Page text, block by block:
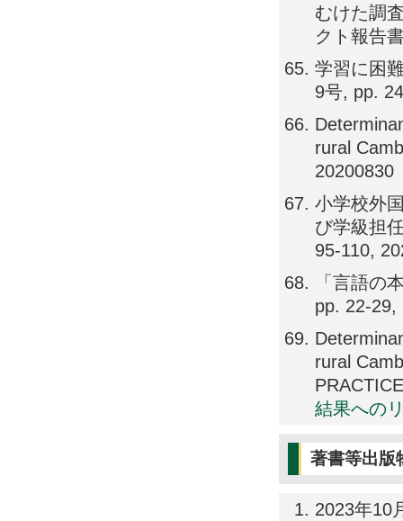
むけた調
クト報告
学習に困
9号, pp.
rural
20200830
小学校外
び学級担
95-110,
「言語の
pp. 22-29,
rural
結果への
著書等出版
2023年10